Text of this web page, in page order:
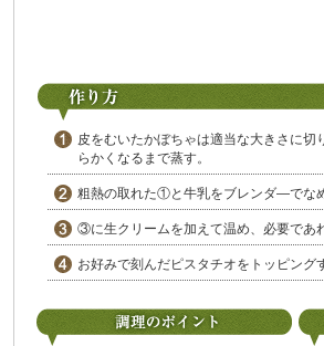
皮をむいたかぼちゃは適当な大きさに
らかくなるまで蒸す。
粗熱の取れた①と牛乳をブレンダ―でな
③に生クリームを加えて温め、必要であ
お好みで刻んだピスタチオをトッピング